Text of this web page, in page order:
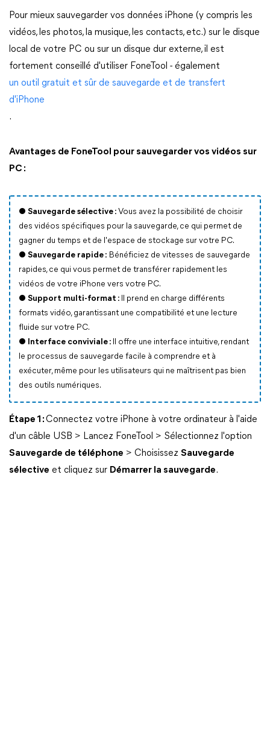
Pour mieux sauvegarder vos données iPhone (y compris les
vidéos, les photos, la musique, les contacts, etc.) sur le disque
local de votre PC ou sur un disque dur externe, il est
fortement conseillé d'utiliser FoneTool - également
un outil gratuit et sûr de sauvegarde et de transfert
d'iPhone
.
Avantages de FoneTool pour sauvegarder vos vidéos sur
PC :
● Sauvegarde sélective : Vous avez la possibilité de choisir
des vidéos spécifiques pour la sauvegarde, ce qui permet de
gagner du temps et de l'espace de stockage sur votre PC.
● Sauvegarde rapide : Bénéficiez de vitesses de sauvegarde
rapides, ce qui vous permet de transférer rapidement les
vidéos de votre iPhone vers votre PC.
● Support multi-format : Il prend en charge différents
formats vidéo, garantissant une compatibilité et une lecture
fluide sur votre PC.
● Interface conviviale : Il offre une interface intuitive, rendant
le processus de sauvegarde facile à comprendre et à
exécuter, même pour les utilisateurs qui ne maîtrisent pas bien
des outils numériques.
Étape 1 :Connectez votre iPhone à votre ordinateur à l'aide
d'un câble USB > Lancez FoneTool > Sélectionnez l'option
Sauvegarde de téléphone > Choisissez Sauvegarde
sélective et cliquez sur Démarrer la sauvegarde.